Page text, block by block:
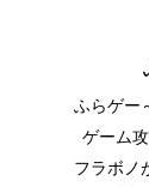
ふらゲー
ゲーム
フラボノ